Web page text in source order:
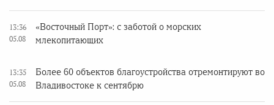
13:36
05.08
«Восточный Порт»: с заботой о морских
млекопитающих
13:35
05.08
Более 60 объектов благоустройства отремонтируют во
Владивостоке к сентябрю